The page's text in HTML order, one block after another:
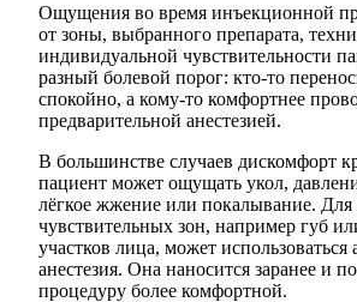
Ощущения во время инъекционной
от зоны, выбранного препарата,
индивидуальной чувствительности
разный болевой порог: кто-то
спокойно, а кому-то комфортнее
предварительной анестезией.
В большинстве случаев дискомфорт
пациент может ощущать укол,
лёгкое жжение или покалывание. Для
чувствительных зон, например губ
участков лица, может
анестезия. Она наносится заранее и
процедуру более комфортной.